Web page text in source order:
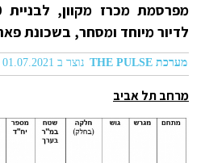
לדיור מיוחד ומסחר, בשכונת
מערכת THE PULSE נוצר ב 01.07.2021 11:07
מרחב תל אביב